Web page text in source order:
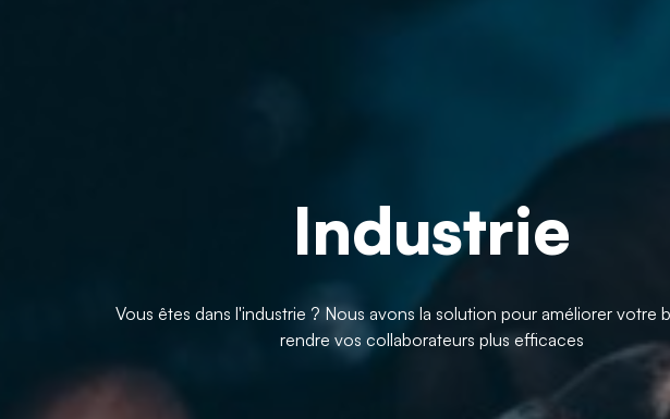
Industrie
Vous êtes dans l'industrie ? Nous avons la solution pour améliorer votre
rendre vos collaborateurs plus efficaces